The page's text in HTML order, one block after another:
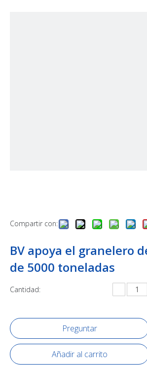
Compartir con:
BV apoya el granelero
de 5000 toneladas
Cantidad:
Preguntar
Añadir al carrito